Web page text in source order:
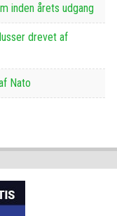
inden årets udgang
drevet af
Nato